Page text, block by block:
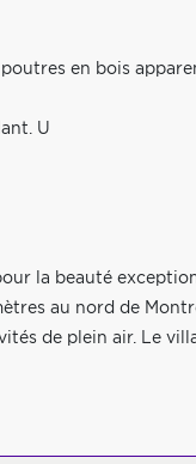
en bois
U
la beauté
au nord de
de plein air. Le